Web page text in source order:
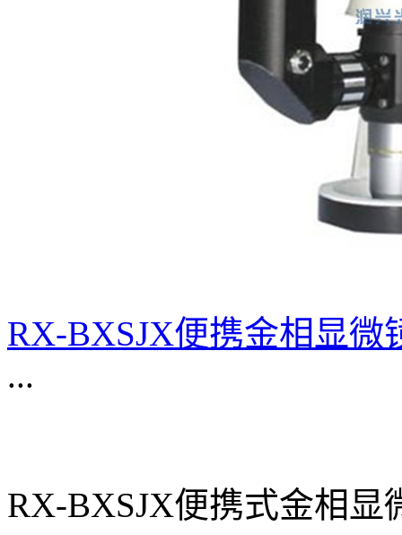
RX-BXSJX便携金相显微
...
RX-BXSJX便携式金相